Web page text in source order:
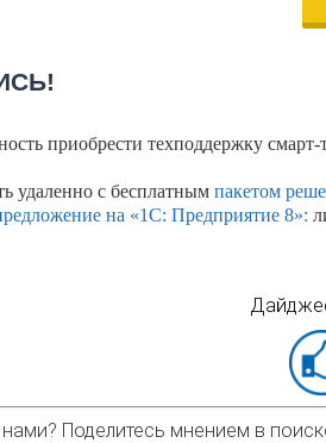
приобрести техподдержку
удаленно с бесплатным пакетом
на «1С: Предприятие 8»:
Поделитесь мнением в